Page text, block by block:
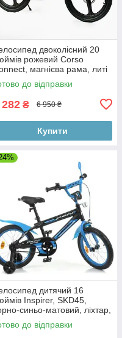
двоколісний 20
рожевий Corso
магнієва рама, литі
гальма дискові, зібрані
до відправки
₴ 6 950 ₴
Купити
дитячий 16
Inspirer, SKD45,
синьо-матовий, ліхтар,
дзеркало, додаткові
до відправки